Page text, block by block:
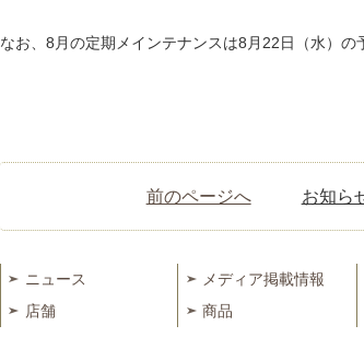
なお、8月の定期メインテナンスは8月22日（水）の
前のページへ お知ら
ニュース メディア掲載情報
店舗
商品